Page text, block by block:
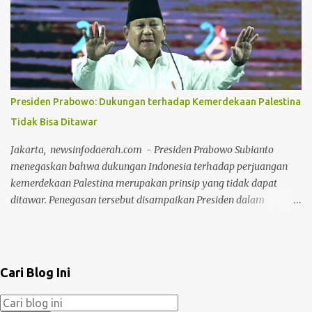
mengangkut sampah. Kelurahan itu, di antaranya Lembah Sari,
Sri Meranti, Umban Sari, Tirta Siak, Labuh Baru Barat dan Labuh
Baru Timur. Kelurahan lainnya yakni Tobek Godang, Kampung
Melayu dan Sukajadi. Kondisi ini bukan hanya terjadi karena
sejumlah LPS memiliki armada yang terbatas. Ada juga yang
disebabkan pengurus LPS sejumlah kelurahan yang
mengundurkan diri. Agung menyadari masih ada LPS yang
mendapat bantuan dari DLHK Kota Pekanbaru untuk
pengangkutan sampah. "Masih ada LPS yang dibantu DLHK Kota
Pekanbaru, kita berupaya agar camat bisa mendorong LPS
mengoptimalkan pengangkutan sampa...
Presiden Prabowo: Dukungan terhadap Kemerdekaan Palestina
Tidak Bisa Ditawar
Jakarta, newsinfodaerah.com - Presiden Prabowo Subianto
menegaskan bahwa dukungan Indonesia terhadap perjuangan
kemerdekaan Palestina merupakan prinsip yang tidak dapat
ditawar. Penegasan tersebut disampaikan Presiden dalam
menyampaikan bahwa Indonesia akan terus menjalankan politik
luar negeri bebas aktif dengan menghormati seluruh negara dan
kekuatan dunia. Sebagai negara nonblok, Indonesia tidak ingin
Cari Blog Ini